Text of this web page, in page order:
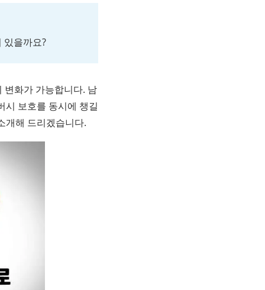
있을까요?
변화가 가능합니다. 남
시 보호를 동시에 챙길
개해 드리겠습니다.